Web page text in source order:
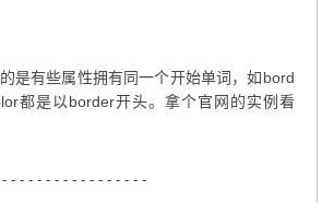
是有些属性拥有同一个开始单词，如bord
都是以border开头。拿个官网的实例看